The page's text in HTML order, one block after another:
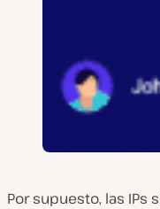
Por supuesto, las